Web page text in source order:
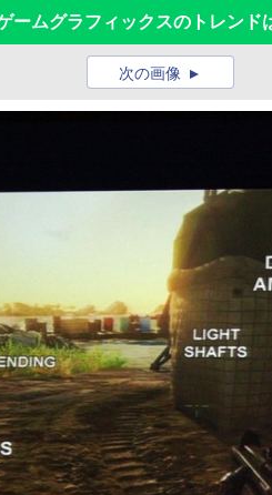
ームグラフィックスのトレンド
次の画像